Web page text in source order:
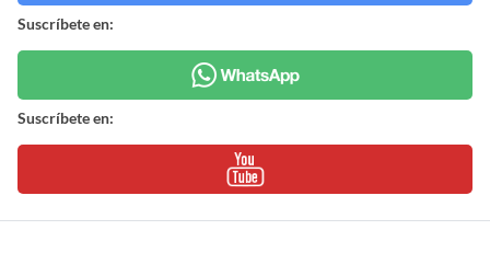
Suscríbete en:
Suscríbete en: